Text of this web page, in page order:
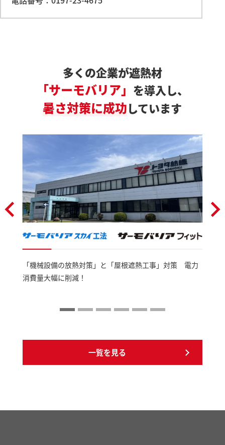
多くの企業が遮熱材
「サーモバリア」 を導入し、
暑さ対策に成功しています
「機械設備の放熱対策」と「屋根遮熱工事」対策 電力
消費量大幅に削減！
一覧を見る